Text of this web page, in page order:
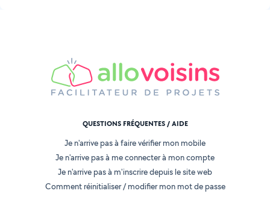
QUESTIONS FRÉQUENTES / AIDE
Je n'arrive pas à faire vérifier mon mobile
Je n'arrive pas à me connecter à mon compte
Je n'arrive pas à m'inscrire depuis le site web
Comment réinitialiser / modifier mon mot de passe